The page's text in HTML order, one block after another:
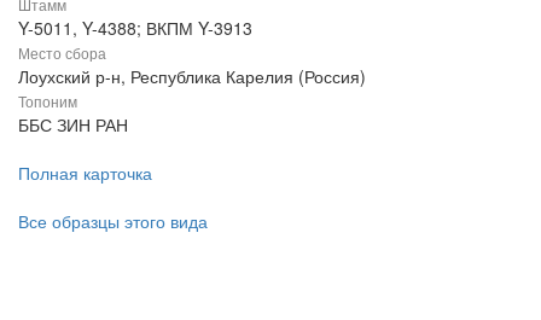
Штамм
Y-5011, Y-4388; ВКПМ Y-3913
Место сбора
Лоухский р-н, Республика Карелия (Россия)
Топоним
ББС ЗИН РАН
Полная карточка
Все образцы этого вида